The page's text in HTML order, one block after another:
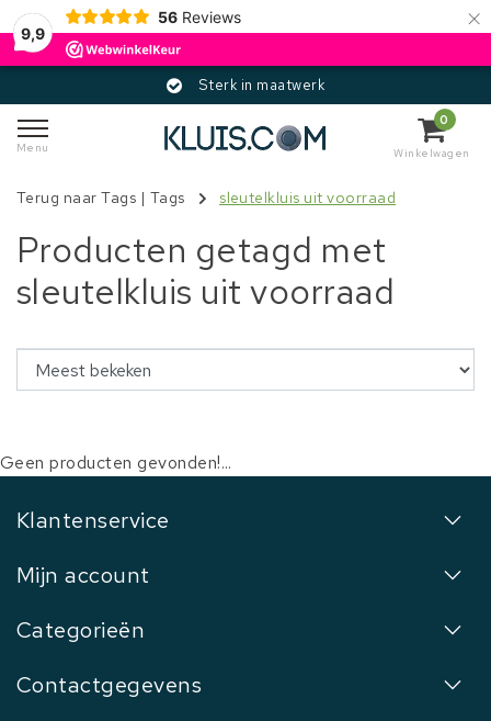
9,9
56 Reviews ×
Sterk in maatwerk
Menu
0
Winkelwagen
Terug naar Tags | Tags sleutelkluis uit voorraad
Producten getagd met
sleutelkluis uit voorraad
Geen producten gevonden!...
Klantenservice
Mijn account
Categorieën
Contactgegevens